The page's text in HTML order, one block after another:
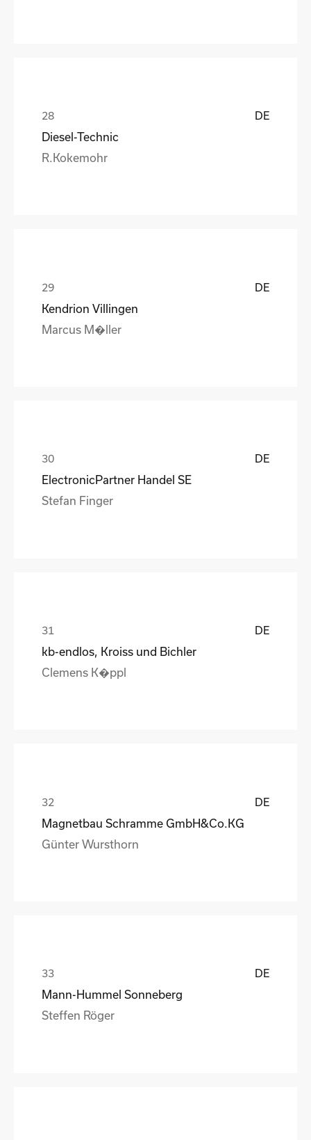
DE
Diesel-Technic
R.Kokemohr
DE
Kendrion Villingen
Marcus M�ller
DE
ElectronicPartner Handel SE
Stefan Finger
DE
kb-endlos, Kroiss und Bichler
Clemens K�ppl
DE
Magnetbau Schramme GmbH&Co.KG
Günter Wursthorn
DE
Mann-Hummel Sonneberg
Steffen Röger